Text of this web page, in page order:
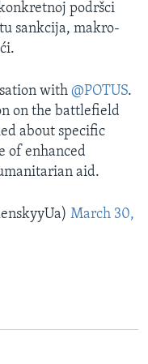
podršci
sankcija, makro-
with @POTUS.
on the battlefield
about specific
of enhanced
aid.
March 30,